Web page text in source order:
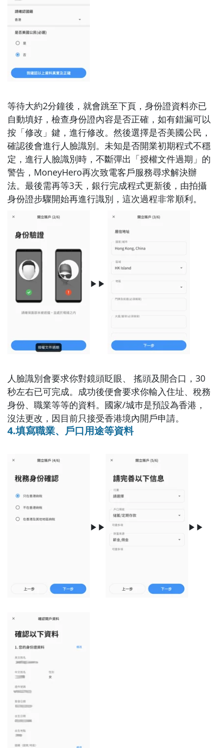
等待大約2分鐘後，就會跳至下頁，身份證資料亦已
自動填好，檢查身份證內容是否正確，如有錯漏可以
按「修改」鍵，進行修改。然後選擇是否美國公民，
確認後會進行人臉識別。未知是否開業初期程式不穩
定，進行人臉識別時，不斷彈出「授權文件過期」的
警告，MoneyHero再次致電客戶服務尋求解決辦
法。最後需再等3天，銀行完成程式更新後，由拍攝
身份證步驟開始再進行識別，這次過程非常順利。
▶▶
人臉識別會要求你對鏡頭眨眼、 搖頭及開合口，30
秒左右已可完成。成功後便會要求你輸入住址、稅務
身份、職業等等的資料。國家/城巿是預設為香港，
沒法更改，因目前只接受香港境內開戶申請。
4.填寫職業、戶口用途等資料
▶▶ ▶▶